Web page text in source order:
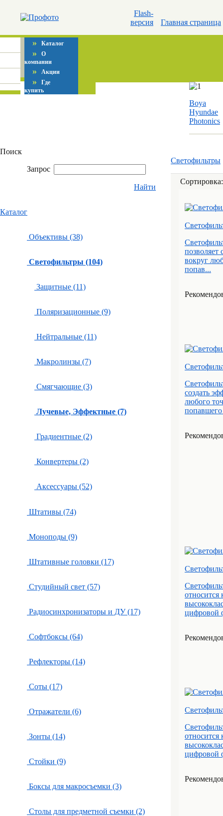
Flash-
версия
Главная страница
» Каталог
» О
компании
» Акции
» Где
купить
Boya
Hyundae
Photonics
Поиск
Запрос
Найти
Каталог
Объективы (38)
Светофильтры (104)
Защитные (11)
Поляризационные (9)
Нейтральные (11)
Макролинзы (7)
Смягчающие (3)
Лучевые, Эффектные (7)
Градиентные (2)
Конвертеры (2)
Аксессуары (52)
Штативы (74)
Моноподы (9)
Штативные головки (17)
Студийный свет (57)
Радиосинхронизаторы и ДУ (17)
Софтбоксы (64)
Рефлекторы (14)
Соты (17)
Отражатели (6)
Зонты (14)
Стойки (9)
Боксы для макросъемки (3)
Столы для предметной съемки (2)
Светофильтры
позволяет
вокруг
попав...
создать
любого
цифровой
цифровой